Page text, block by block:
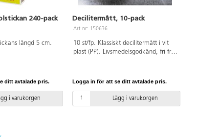
240-pack
längd 5 cm.
ditt avtalade pris.
i varukorgen
Decilitermått, 10-pack
Art.nr: 150636
10 st/fp. Klassiskt decilitermått i vit
plast (PP). Livsmedelsgodkänd, fri från
Logga in för att se ditt avtalade pris.
Lägg i varukorgen